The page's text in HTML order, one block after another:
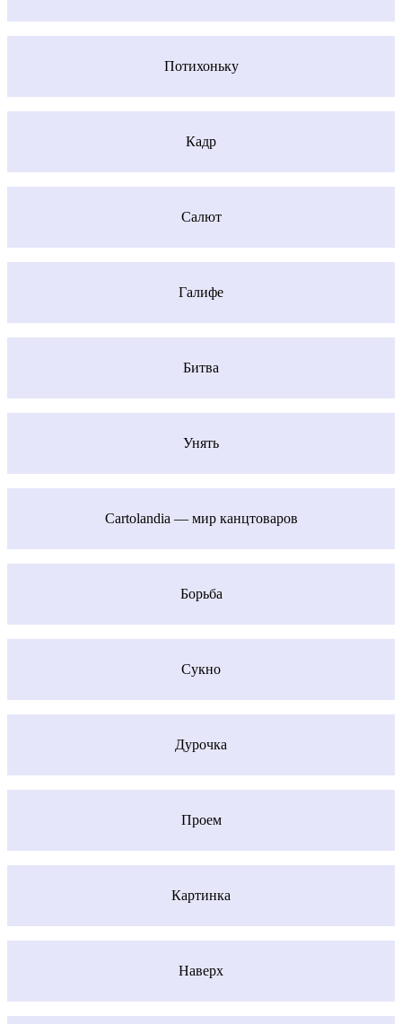
Потихоньку
Кадр
Салют
Галифе
Битва
Унять
Cartolandia — мир канцтоваров
Борьба
Сукно
Дурочка
Проем
Картинка
Наверх